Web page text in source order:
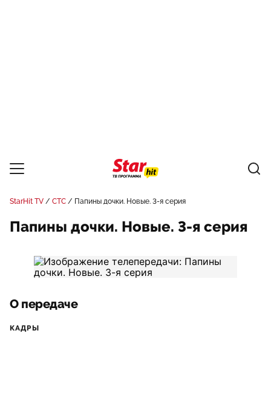
StarHit TV СТС Папины дочки. Новые. 3-я серия
Папины дочки. Новые. 3-я серия
О передаче
КАДРЫ